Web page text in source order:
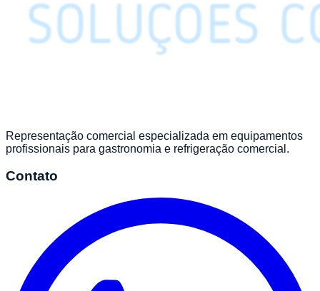
Representação comercial especializada em equipamentos
profissionais para gastronomia e refrigeração comercial.
Contato